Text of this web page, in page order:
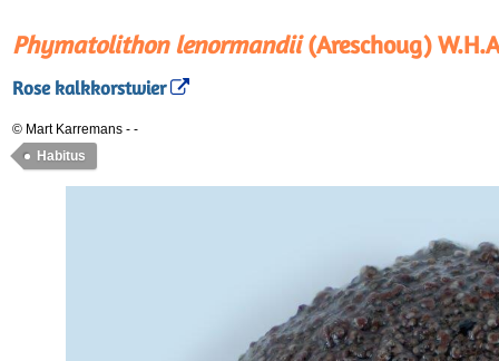
Phymatolithon lenormandii(Areschoug)
Rose kalkkorstwier
© Mart Karremans - -
Habitus